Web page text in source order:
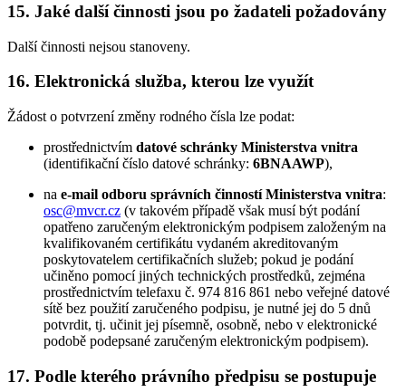
15. Jaké další činnosti jsou po žadateli požadovány
Další činnosti nejsou stanoveny.
16. Elektronická služba, kterou lze využít
Žádost o potvrzení změny rodného čísla lze podat:
prostřednictvím datové schránky Ministerstva vnitra
(identifikační číslo datové schránky: 6BNAAWP),
na e-mail odboru správních činností Ministerstva vnitra:
osc@mvcr.cz (v takovém případě však musí být podání
opatřeno zaručeným elektronickým podpisem založeným na
kvalifikovaném certifikátu vydaném akreditovaným
poskytovatelem certifikačních služeb; pokud je podání
učiněno pomocí jiných technických prostředků, zejména
prostřednictvím telefaxu č. 974 816 861 nebo veřejné datové
sítě bez použití zaručeného podpisu, je nutné jej do 5 dnů
potvrdit, tj. učinit jej písemně, osobně, nebo v elektronické
podobě podepsané zaručeným elektronickým podpisem).
17. Podle kterého právního předpisu se postupuje